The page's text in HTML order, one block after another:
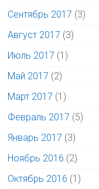
Сентябрь 2017 (3)
Август 2017 (3)
Июль 2017 (1)
Май 2017 (2)
Март 2017 (1)
Февраль 2017 (5)
Январь 2017 (3)
Ноябрь 2016 (2)
Октябрь 2016 (1)